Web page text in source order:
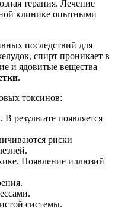
терапия. Лечение
клинике опытными
последствий для
спирт проникает в
и ядовитые вещества
.
токсинов:
результате появляется
риски
Появление иллюзий
системы.